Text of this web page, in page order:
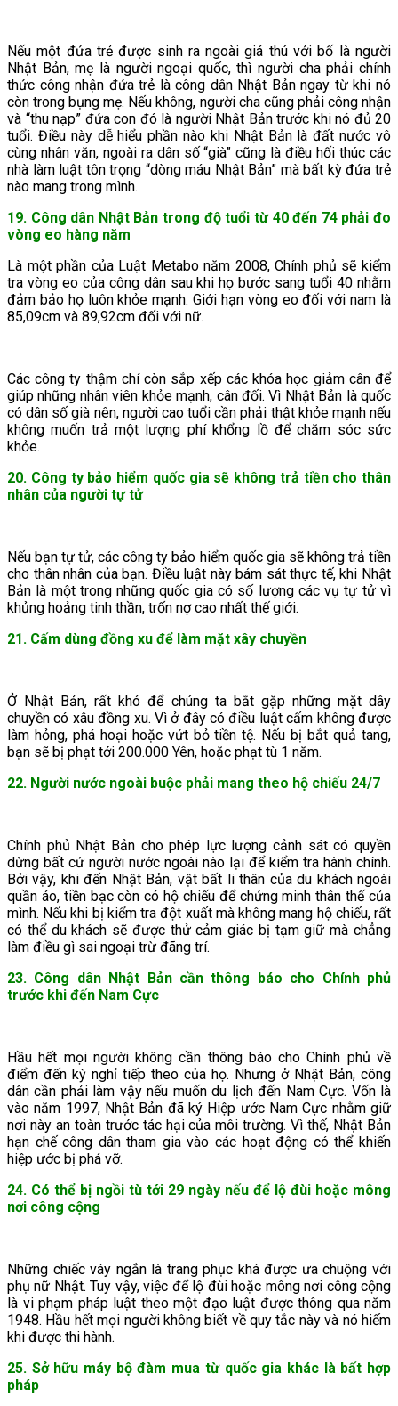
Nếu một đứa trẻ được sinh ra ngoài giá thú với bố là người
Nhật Bản, mẹ là người ngoại quốc, thì người cha phải chính
thức công nhận đứa trẻ là công dân Nhật Bản ngay từ khi nó
còn trong bụng mẹ. Nếu không, người cha cũng phải công nhận
và “thu nạp” đứa con đó là người Nhật Bản trước khi nó đủ 20
tuổi. Điều này dễ hiểu phần nào khi Nhật Bản là đất nước vô
cùng nhân văn, ngoài ra dân số “già” cũng là điều hối thúc các
nhà làm luật tôn trọng “dòng máu Nhật Bản” mà bất kỳ đứa trẻ
nào mang trong mình.
19. Công dân Nhật Bản trong độ tuổi từ 40 đến 74 phải đo
vòng eo hàng năm
Là một phần của Luật Metabo năm 2008, Chính phủ sẽ kiểm
tra vòng eo của công dân sau khi họ bước sang tuổi 40 nhằm
đảm bảo họ luôn khỏe mạnh. Giới hạn vòng eo đối với nam là
85,09cm và 89,92cm đối với nữ.
Các công ty thậm chí còn sắp xếp các khóa học giảm cân để
giúp những nhân viên khỏe mạnh, cân đối. Vì Nhật Bản là quốc
có dân số già nên, người cao tuổi cần phải thật khỏe mạnh nếu
không muốn trả một lượng phí khổng lồ để chăm sóc sức
khỏe.
20. Công ty bảo hiểm quốc gia sẽ không trả tiền cho thân
nhân của người tự tử
Nếu bạn tự tử, các công ty bảo hiểm quốc gia sẽ không trả tiền
cho thân nhân của bạn. Điều luật này bám sát thực tế, khi Nhật
Bản là một trong những quốc gia có số lượng các vụ tự tử vì
khủng hoảng tinh thần, trốn nợ cao nhất thế giới.
21. Cấm dùng đồng xu để làm mặt xây chuyền
Ở Nhật Bản, rất khó để chúng ta bắt gặp những mặt dây
chuyền có xâu đồng xu. Vì ở đây có điều luật cấm không được
làm hỏng, phá hoại hoặc vứt bỏ tiền tệ. Nếu bị bắt quả tang,
bạn sẽ bị phạt tới 200.000 Yên, hoặc phạt tù 1 năm.
22. Người nước ngoài buộc phải mang theo hộ chiếu 24/7
Chính phủ Nhật Bản cho phép lực lượng cảnh sát có quyền
dừng bất cứ người nước ngoài nào lại để kiểm tra hành chính.
Bởi vậy, khi đến Nhật Bản, vật bất li thân của du khách ngoài
quần áo, tiền bạc còn có hộ chiếu để chứng minh thân thế của
mình. Nếu khi bị kiểm tra đột xuất mà không mang hộ chiếu, rất
có thể du khách sẽ được thử cảm giác bị tạm giữ mà chẳng
làm điều gì sai ngoại trừ đãng trí.
23. Công dân Nhật Bản cần thông báo cho Chính phủ
trước khi đến Nam Cực
Hầu hết mọi người không cần thông báo cho Chính phủ về
điểm đến kỳ nghỉ tiếp theo của họ. Nhưng ở Nhật Bản, công
dân cần phải làm vậy nếu muốn du lịch đến Nam Cực. Vốn là
vào năm 1997, Nhật Bản đã ký Hiệp ước Nam Cực nhằm giữ
nơi này an toàn trước tác hại của môi trường. Vì thế, Nhật Bản
hạn chế công dân tham gia vào các hoạt động có thể khiến
hiệp ước bị phá vỡ.
24. Có thể bị ngồi tù tới 29 ngày nếu để lộ đùi hoặc mông
nơi công cộng
Những chiếc váy ngắn là trang phục khá được ưa chuộng với
phụ nữ Nhật. Tuy vậy, việc để lộ đùi hoặc mông nơi công cộng
là vi phạm pháp luật theo một đạo luật được thông qua năm
1948. Hầu hết mọi người không biết về quy tắc này và nó hiếm
khi được thi hành.
25. Sở hữu máy bộ đàm mua từ quốc gia khác là bất hợp
pháp